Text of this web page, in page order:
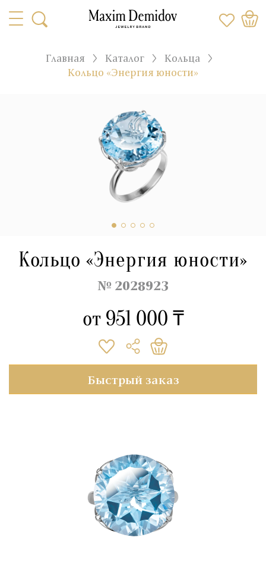
Главная Каталог
Кольца
Кольцо «Энергия юности»
Кольцо «Энергия юности»
№ 2028923
от 951 000 ₸
Быстрый заказ